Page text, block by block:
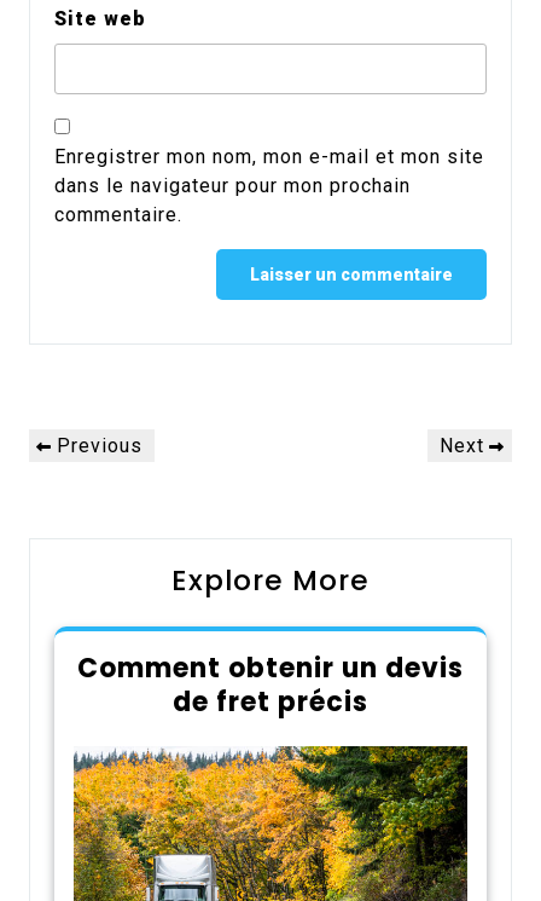
Site web
Enregistrer mon nom, mon e-mail et mon site
dans le navigateur pour mon prochain
commentaire.
Navigation
dePrevious
Previous
Next
Next
Explore More
Comment obtenir un devis
de fret précis